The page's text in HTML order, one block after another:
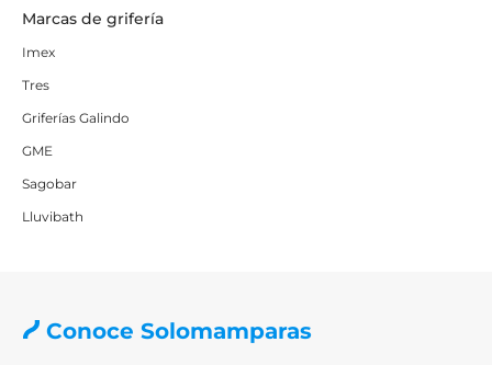
Marcas de grifería
Imex
Tres
Griferías Galindo
GME
Sagobar
Lluvibath
Conoce Solomamparas